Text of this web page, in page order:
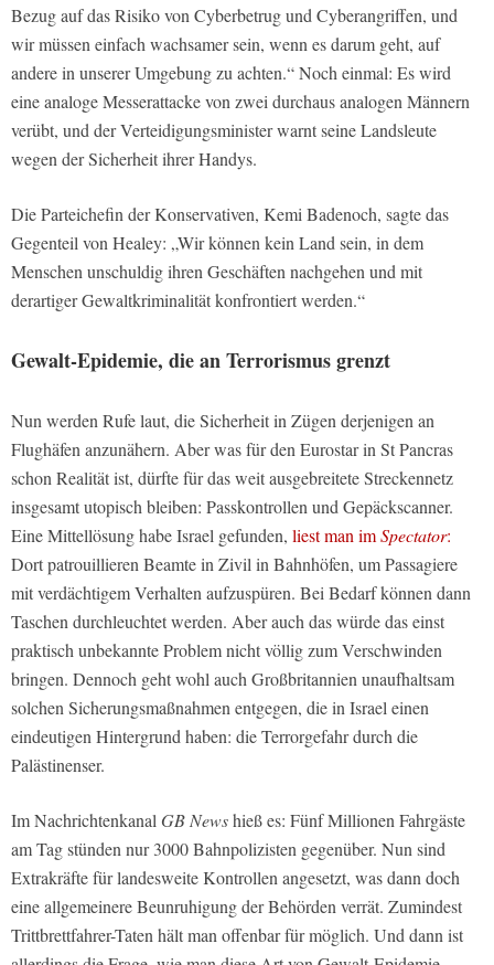
Bezug auf das Risiko von Cyberbetrug und Cyberangriffen, und
wir müssen einfach wachsamer sein, wenn es darum geht, auf
andere in unserer Umgebung zu achten.“ Noch einmal: Es wird
eine analoge Messerattacke von zwei durchaus analogen Männern
verübt, und der Verteidigungsminister warnt seine Landsleute
wegen der Sicherheit ihrer Handys.
Die Parteichefin der Konservativen, Kemi Badenoch, sagte das
Gegenteil von Healey: „Wir können kein Land sein, in dem
Menschen unschuldig ihren Geschäften nachgehen und mit
derartiger Gewaltkriminalität konfrontiert werden.“
Gewalt-Epidemie, die an Terrorismus grenzt
Nun werden Rufe laut, die Sicherheit in Zügen derjenigen an
Flughäfen anzunähern. Aber was für den Eurostar in St Pancras
schon Realität ist, dürfte für das weit ausgebreitete Streckennetz
insgesamt utopisch bleiben: Passkontrollen und Gepäckscanner.
Eine Mittellösung habe Israel gefunden, liest man imSpectator:
Dort patrouillieren Beamte in Zivil in Bahnhöfen, um Passagiere
mit verdächtigem Verhalten aufzuspüren. Bei Bedarf können dann
Taschen durchleuchtet werden. Aber auch das würde das einst
praktisch unbekannte Problem nicht völlig zum Verschwinden
bringen. Dennoch geht wohl auch Großbritannien unaufhaltsam
solchen Sicherungsmaßnahmen entgegen, die in Israel einen
eindeutigen Hintergrund haben: die Terrorgefahr durch die
Palästinenser.
Im NachrichtenkanalGB Newshieß es: Fünf Millionen Fahrgäste
am Tag stünden nur 3000 Bahnpolizisten gegenüber. Nun sind
Extrakräfte für landesweite Kontrollen angesetzt, was dann doch
eine allgemeinere Beunruhigung der Behörden verrät. Zumindest
Trittbrettfahrer-Taten hält man offenbar für möglich. Und dann ist